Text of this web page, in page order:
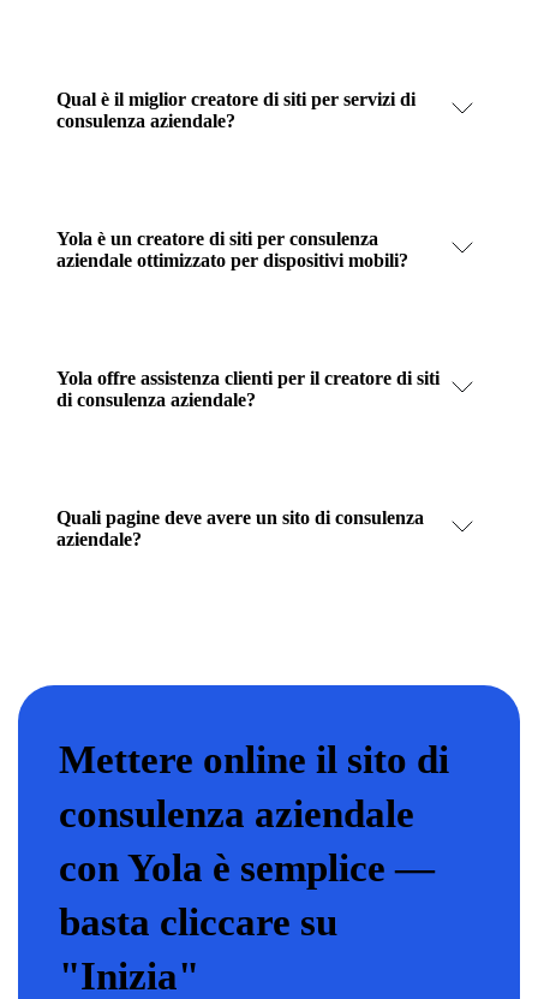
Qual è il miglior creatore di siti per servizi di
consulenza aziendale?
Yola è un creatore di siti per consulenza
aziendale ottimizzato per dispositivi mobili?
Yola offre assistenza clienti per il creatore di siti
di consulenza aziendale?
Quali pagine deve avere un sito di consulenza
aziendale?
Mettere online il sito di
consulenza aziendale
con Yola è semplice —
basta cliccare su
"Inizia"